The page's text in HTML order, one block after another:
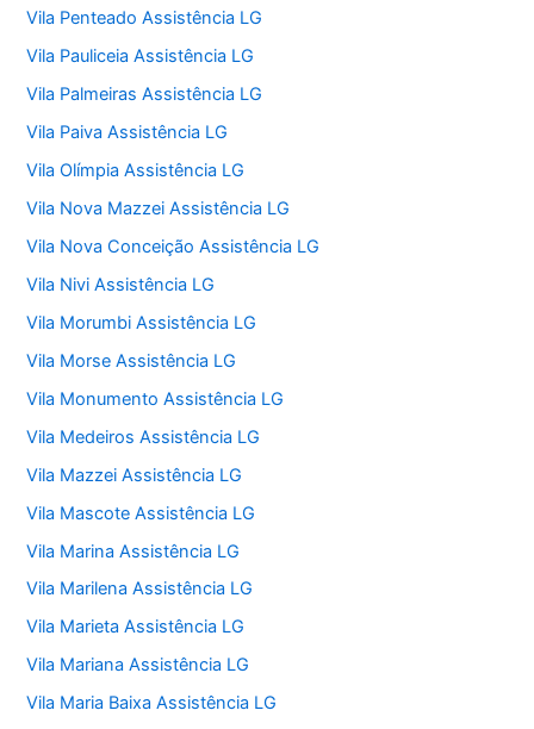
Vila Penteado Assistência LG
Vila Pauliceia Assistência LG
Vila Palmeiras Assistência LG
Vila Paiva Assistência LG
Vila Olímpia Assistência LG
Vila Nova Mazzei Assistência LG
Vila Nova Conceição Assistência LG
Vila Nivi Assistência LG
Vila Morumbi Assistência LG
Vila Morse Assistência LG
Vila Monumento Assistência LG
Vila Medeiros Assistência LG
Vila Mazzei Assistência LG
Vila Mascote Assistência LG
Vila Marina Assistência LG
Vila Marilena Assistência LG
Vila Marieta Assistência LG
Vila Mariana Assistência LG
Vila Maria Baixa Assistência LG